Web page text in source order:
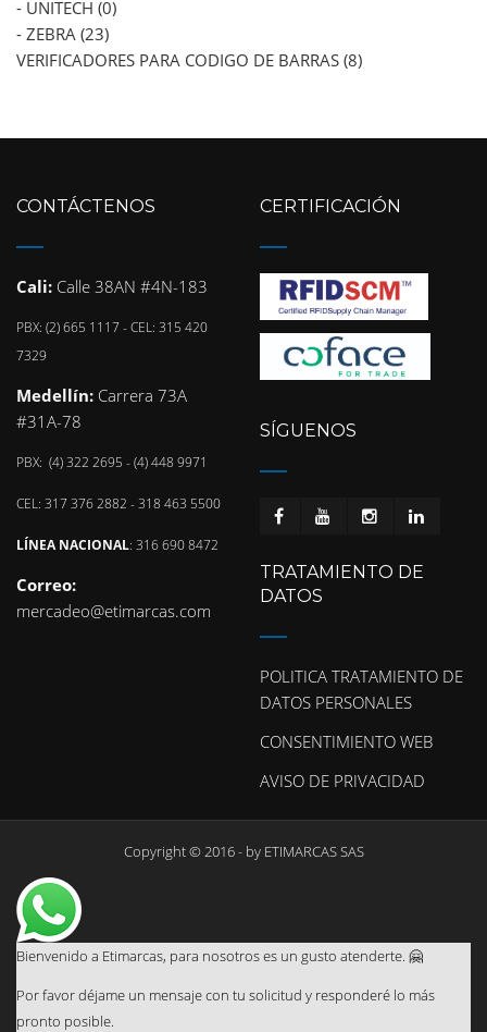
- UNITECH (0)
- ZEBRA (23)
VERIFICADORES PARA CODIGO DE BARRAS (8)
CONTÁCTENOS
Cali: Calle 38AN #4N-183
PBX: (2) 665 1117 - CEL: 315 420
7329
Medellín: Carrera 73A
#31A-78
PBX: (4) 322 2695 - (4) 448 9971
CEL: 317 376 2882 - 318 463 5500
LÍNEA NACIONAL: 316 690 8472
Correo:
mercadeo@etimarcas.com
CERTIFICACIÓN
SÍGUENOS
TRATAMIENTO DE
DATOS
POLITICA TRATAMIENTO DE
DATOS PERSONALES
CONSENTIMIENTO WEB
AVISO DE PRIVACIDAD
Copyright © 2016 - by ETIMARCAS SAS
Bienvenido a Etimarcas, para nosotros es un gusto atenderte. 🤗
Por favor déjame un mensaje con tu solicitud y responderé lo más
pronto posible.